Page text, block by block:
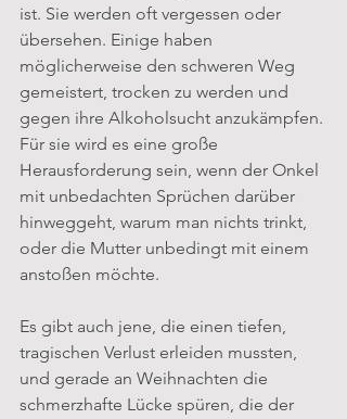
ist. Sie werden oft vergessen oder
übersehen. Einige haben
möglicherweise den schweren Weg
gemeistert, trocken zu werden und
gegen ihre Alkoholsucht anzukämpfen.
Für sie wird es eine große
Herausforderung sein, wenn der Onkel
mit unbedachten Sprüchen darüber
hinweggeht, warum man nichts trinkt,
oder die Mutter unbedingt mit einem
anstoßen möchte.
Es gibt auch jene, die einen tiefen,
tragischen Verlust erleiden mussten,
und gerade an Weihnachten die
schmerzhafte Lücke spüren, die der